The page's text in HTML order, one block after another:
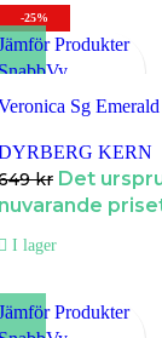
-25%
Produkter
till i Favoriter
Sg
KERN
kr Det
I lager
Produkter